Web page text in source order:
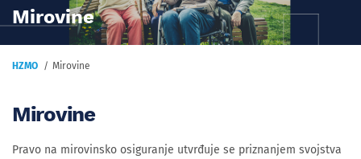
Mirovine
HZMO Mirovine
Mirovine
Pravo na mirovinsko osiguranje utvrđuje se priznanjem svojstva